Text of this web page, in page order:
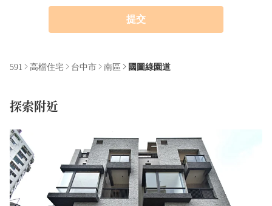
提交
591 高檔住宅 台中市 南區 國圖綠園道
探索附近